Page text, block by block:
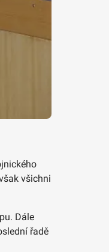
všichni
Dále
řadě